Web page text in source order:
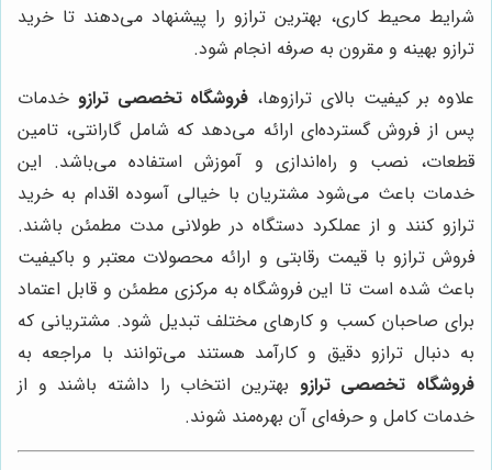
شرایط محیط کاری، بهترین ترازو را پیشنهاد می‌دهند تا خرید
ترازو بهینه و مقرون به صرفه انجام شود.
علاوه بر کیفیت بالای ترازوها، فروشگاه تخصصی ترازو خدمات
پس از فروش گسترده‌ای ارائه می‌دهد که شامل گارانتی، تامین
قطعات، نصب و راه‌اندازی و آموزش استفاده می‌باشد. این
خدمات باعث می‌شود مشتریان با خیالی آسوده اقدام به خرید
ترازو کنند و از عملکرد دستگاه در طولانی مدت مطمئن باشند.
فروش ترازو با قیمت رقابتی و ارائه محصولات معتبر و باکیفیت
باعث شده است تا این فروشگاه به مرکزی مطمئن و قابل اعتماد
برای صاحبان کسب و کارهای مختلف تبدیل شود. مشتریانی که
به دنبال ترازو دقیق و کارآمد هستند می‌توانند با مراجعه به
فروشگاه تخصصی ترازو بهترین انتخاب را داشته باشند و از
خدمات کامل و حرفه‌ای آن بهره‌مند شوند.